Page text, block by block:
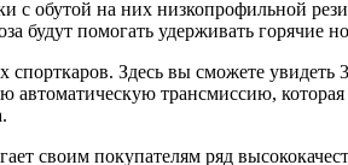
с обутой на них низкопрофильной
помогать удерживать горячие
спорткаров. Здесь вы сможете
трансмиссию,
своим покупателям ряд